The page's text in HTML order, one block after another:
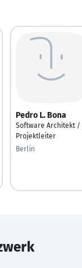
Pedro L. Bona
Software Architekt /
Projektleiter
Berlin